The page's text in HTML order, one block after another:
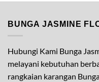
BUNGA JASMINE
Hubungi Kami Bunga
melayani kebutuhan
rangkaian karangan